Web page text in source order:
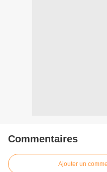
Commentaires
Ajouter un